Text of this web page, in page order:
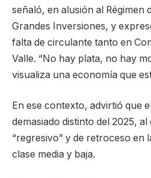
señaló, en alusión al Régimen
Grandes Inversiones, y
falta de circulante tanto en
Valle. “No hay plata, no hay
visualiza una economía que
En ese contexto, advirtió que
demasiado distinto del 2025,
“regresivo” y de retroceso en
clase media y baja.